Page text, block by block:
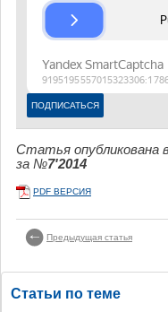
Статья опубликована
за №7'2014
PDF ВЕРСИЯ
Предыдущая статья
Статьи по теме